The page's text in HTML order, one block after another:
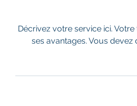
Décrivez votre service ici.
ses avantages. Vous